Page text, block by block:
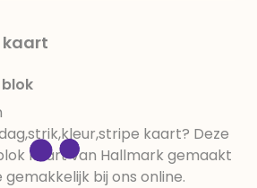
kaart
kaart? Deze
kaart van Hallmark gemaakt
bij ons online.